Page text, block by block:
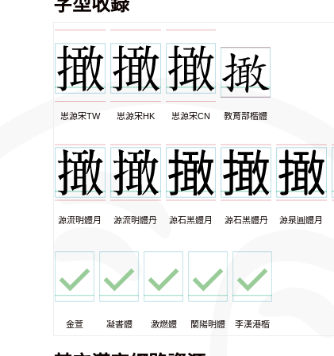
思源宋TW 思源宋HK 思源宋CN 教育部楷體
源流明體月 源流明體丹 源石黑體月 源石黑體丹 源泉圓體月
金萱 凝書體 激燃體 蘭陽明體 李漢港楷